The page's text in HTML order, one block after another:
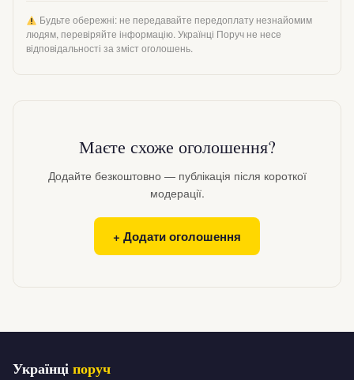
Будьте обережні: не передавайте передоплату незнайомим
людям, перевіряйте інформацію. Українці Поруч не несе
відповідальності за зміст оголошень.
Маєте схоже оголошення?
Додайте безкоштовно — публікація після короткої
модерації.
+ Додати оголошення
Українціпоруч